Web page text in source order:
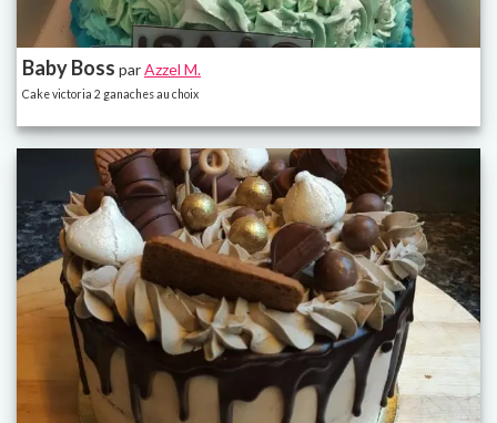
Baby Boss parAzzel M.
Cake victoria 2 ganaches au choix